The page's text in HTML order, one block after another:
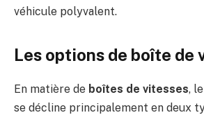
véhicule polyvalent.
Les options de boîte de
En matière de boîtes de vitesses,
se décline principalement en deux